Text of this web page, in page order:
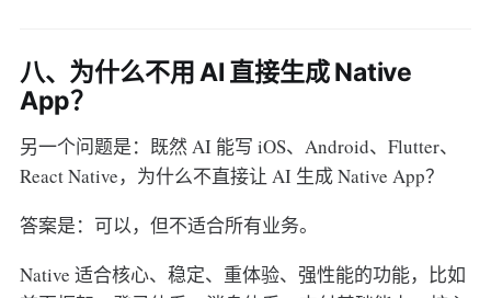
八、为什么不用 AI 直接生成 Native
App？
另一个问题是：既然 AI 能写 iOS、Android、Flutter、
React Native，为什么不直接让 AI 生成 Native App？
答案是：可以，但不适合所有业务。
Native 适合核心、稳定、重体验、强性能的功能，比如